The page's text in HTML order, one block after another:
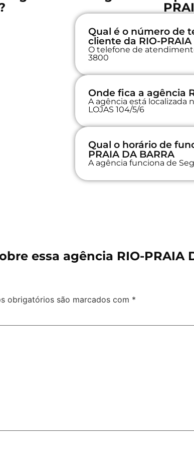
Qual é o número de
cliente da RIO-PRAIA
O telefone de
3800
Onde fica a agência
A agência está localizada
LOJAS 104/5/6
Qual o horário de
PRAIA DA BARRA
A agência funciona de
essa agência RIO-PRAIA
obrigatórios são marcados com *